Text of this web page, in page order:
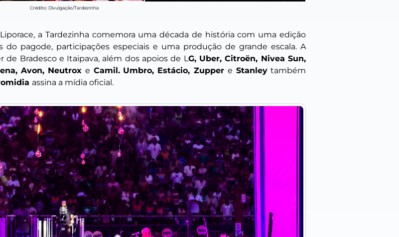
Crédito: Divulgação/Tardezinha
a Tardezinha comemora uma década de história com uma edição
pagode, participações especiais e uma produção de grande escala. A
Bradesco e Itaipava, além dos apoios de LG, Uber, Citroën, Nivea Sun,
Avon, Neutroxe Camil. Umbro, Estácio, Zupper e Stanleytambém
assina a mídia oficial.